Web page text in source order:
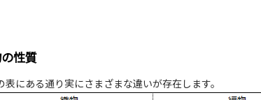
性質
にある通り実にさまざまな違いが存在します。